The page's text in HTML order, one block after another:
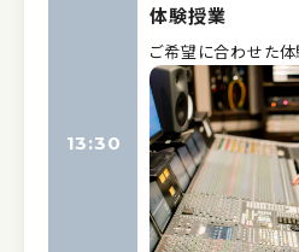
13:30
体験授業
ご希望に合わせた